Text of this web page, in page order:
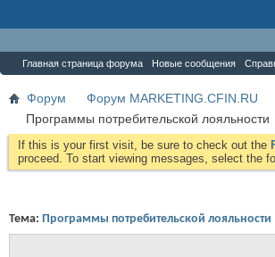
Главная страница форума Новые сообщения
Форум Форум MARKETING.CFIN.RU
Программы потребительской лояльности
If this is your first visit, be sure to check out the
proceed. To start viewing messages, select the
Тема: Программы потребительской лояльности